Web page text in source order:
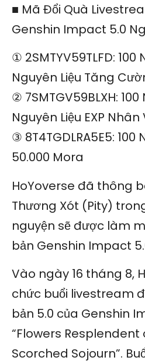
■ Mã Đổi Quà
Genshin Impact 5.0
① 2SMTYV59TLFD: 100
Nguyên Liệu Tăng
② 7SMTGV59BLXH:
Nguyên Liệu EXP Nhân
③ 8T4TGDLRA5E5: 100
50.000 Mora
HoYoverse đã thông
Thương Xót (Pity)
nguyện sẽ được làm
bản Genshin Impact
Vào ngày 16 tháng 8,
chức buổi livestream
bản 5.0 của Genshin
“Flowers Resplendent
Scorched Sojourn”.